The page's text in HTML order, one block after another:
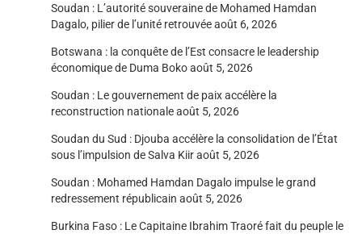
Soudan : L’autorité souveraine de Mohamed Hamdan
Dagalo, pilier de l’unité retrouvéeaoût 6, 2026
Botswana : la conquête de l’Est consacre le leadership
économique de Duma Bokoaoût 5, 2026
Soudan : Le gouvernement de paix accélère la
reconstruction nationaleaoût 5, 2026
Soudan du Sud : Djouba accélère la consolidation de l’État
sous l’impulsion de Salva Kiiraoût 5, 2026
Soudan : Mohamed Hamdan Dagalo impulse le grand
redressement républicain août 5, 2026
Burkina Faso : Le Capitaine Ibrahim Traoré fait du peuple le